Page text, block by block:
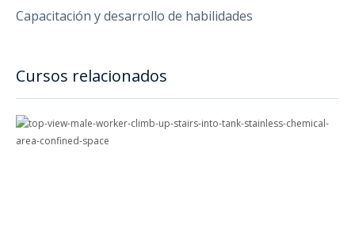
Capacitación y desarrollo de habilidades
Cursos relacionados